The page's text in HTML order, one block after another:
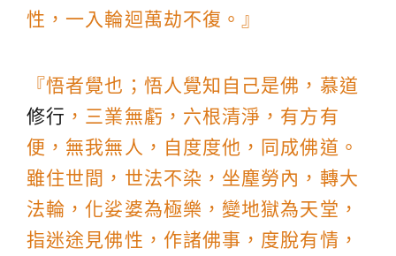
性，一入輪迴萬劫不復。』
『悟者覺也；悟人覺知自己是佛，慕道
修行 ，三業無虧，六根清淨，有方有
便，無我無人，自度度他，同成佛道。
雖住世間，世法不染，坐塵勞內，轉大
法輪，化娑婆為極樂，變地獄為天堂，
指迷途見佛性，作諸佛事，度脫有情，